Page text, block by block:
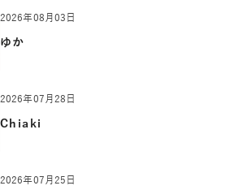
2026年08月03日
ゆか
2026年07月28日
Chiaki
2026年07月25日